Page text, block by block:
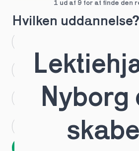
1 ud af 9 for at finde den
Hvilken uddannelse?
HTX
IB
Andet
Nyborg